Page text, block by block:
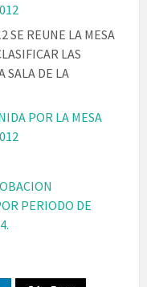
SE REUNE LA MESA
LAS
SALA DE LA
POR LA MESA
PERIODO DE